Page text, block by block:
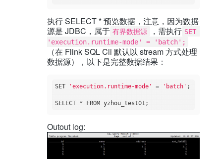
执行 SELECT * 预览数据，注意，因为数据
源是 JDBC，属于 有界数据源 ，需执行 SET
'execution.runtime-mode' = 'batch';
（在 Flink SQL Cli 默认以 stream 方式处理
数据源），以下是完整数据结果：
SET 'execution.runtime-mode' = 'batch' ;
Outout log: